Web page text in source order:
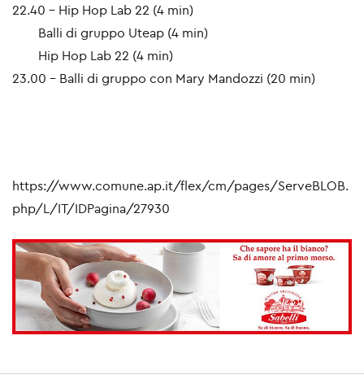
22.40 - Hip Hop Lab 22 (4 min)
Balli di gruppo Uteap (4 min)
Hip Hop Lab 22 (4 min)
23.00 - Balli di gruppo con Mary Mandozzi (20 min)
https://www.comune.ap.it/flex/cm/pages/ServeBLOB.
php/L/IT/IDPagina/27930